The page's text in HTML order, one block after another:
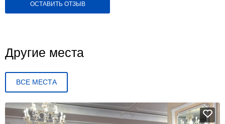
ОСТАВИТЬ ОТЗЫВ
Другие места
ВСЕ МЕСТА